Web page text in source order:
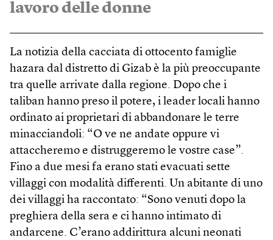
lavoro delle donne
La notizia della cacciata di ottocento famiglie
hazara dal distretto di Gizab è la più preoccupante
tra quelle arrivate dalla regione. Dopo che i
taliban hanno preso il potere, i leader locali hanno
ordinato ai proprietari di abbandonare le terre
minacciandoli: “O ve ne andate oppure vi
attaccheremo e distruggeremo le vostre case”.
Fino a due mesi fa erano stati evacuati sette
villaggi con modalità differenti. Un abitante di uno
dei villaggi ha raccontato: “Sono venuti dopo la
preghiera della sera e ci hanno intimato di
andarcene. C’erano addirittura alcuni neonati